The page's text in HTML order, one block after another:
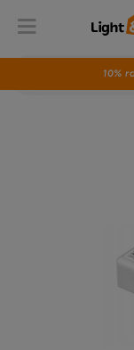
10%